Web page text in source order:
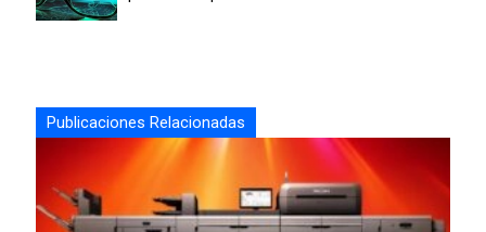
Publicaciones Relacionadas